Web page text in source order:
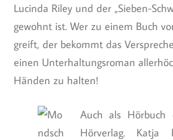
Lucinda Riley und der „Sieben-
gewohnt ist. Wer zu einem Buch
greift, der bekommt das
einen Unterhaltungsroman
Händen zu halten!
Auch als
Hörverlag.